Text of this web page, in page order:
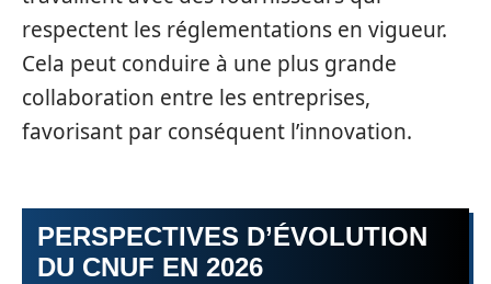
respectent les réglementations en vigueur.
Cela peut conduire à une plus grande
collaboration entre les entreprises,
favorisant par conséquent l’innovation.
PERSPECTIVES D’ÉVOLUTION
DU CNUF EN 2026